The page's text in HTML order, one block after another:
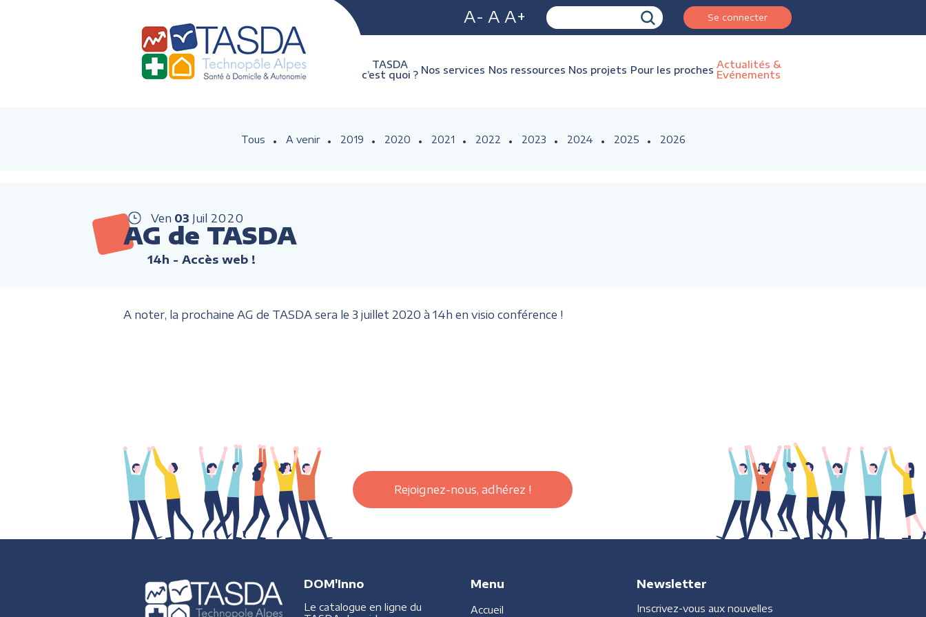
A- A A+ Se connecter
TASDA
c’est quoi ? Nos services Nos ressources Nos projets Pour les proches Actualités &
Evénements
Tous A venir 2019 2020 2021 2022 2023 2024 2025 2026
Ven 03 Juil 2020
AG de TASDA
14h - Accès web !
A noter, la prochaine AG de TASDA sera le 3 juillet 2020 à 14h en visio conférence !
Rejoignez-nous, adhérez !
DOM'Inno
Le catalogue en ligne du
Menu
Accueil
Newsletter
Inscrivez-vous aux nouvelles